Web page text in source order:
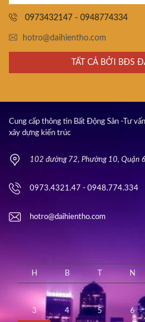
0973432147 - 0948774334
hotro@daihientho.com
TẤT CẢ BỞI BĐS
Cung cấp thông tin Bất Động Sản -Tư
xây dựng kiến trúc
102 đường 72, Phường 10, Quận
0973.4321.47 - 0948.774.334
hotro@daihientho.com
H B N
3 4 5 6